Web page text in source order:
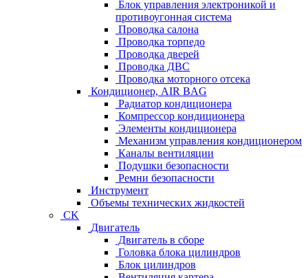
Блок управления электроникой и
противоугонная система
Проводка салона
Проводка торпедо
Проводка дверей
Проводка ДВС
Проводка моторного отсека
Кондиционер, AIR BAG
Радиатор кондиционера
Компрессор кондиционера
Элементы кондиционера
Механизм управления кондиционером
Каналы вентиляции
Подушки безопасности
Ремни безопасности
Инструмент
Объемы технических жидкостей
CK
Двигатель
Двигатель в сборе
Головка блока цилиндров
Блок цилиндров